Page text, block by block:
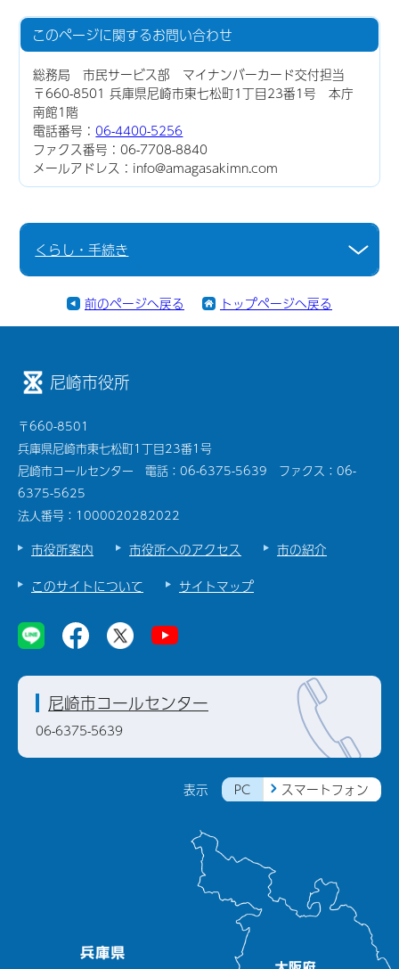
このページに関するお問い合わせ
総務局 市民サービス部 マイナンバーカード交付担当
〒660-8501 兵庫県尼崎市東七松町1丁目23番1号 本庁
南館1階
電話番号：06-4400-5256
ファクス番号：06-7708-8840
メールアドレス：info@amagasakimn.com
くらし・手続き
前のページへ戻る トップページへ戻る
尼崎市役所
〒660-8501
兵庫県尼崎市東七松町1丁目23番1号
尼崎市コールセンター 電話：06-6375-5639 ファクス：06-
6375-5625
法人番号：1000020282022
市役所案内 市役所へのアクセス
市の紹介
このサイトについて
サイトマップ
表示 PC スマートフォン
尼崎市コールセンター
06-6375-5639